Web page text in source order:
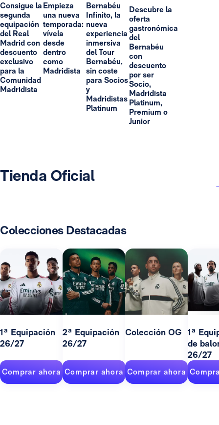
Consigue la
segunda
equipación
del Real
Madrid con
descuento
exclusivo
para la
Comunidad
Madridista
Empieza
una nueva
temporada:
vívela
desde
dentro
como
Madridista
Bernabéu
Infinito, la
nueva
experiencia
inmersiva
del Tour
Bernabéu,
sin coste
para Socios
y
Madridistas
Platinum
Descubre la
oferta
gastronómica
del
Bernabéu
con
descuento
por ser
Socio,
Madridista
Platinum,
Premium o
Junior
Tienda Oficial
Colecciones Destacadas
1ª Equipación
26/27
Comprar ahora
2ª Equipación
26/27
Comprar ahora
Colección OG
Comprar ahora
1ª
de
26/27